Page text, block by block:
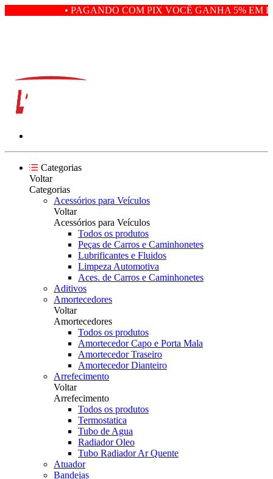
• PAGANDO COM PIX VOCÊ GANHA 5% EM
Categorias
Voltar
Categorias
Acessórios para Veículos
Voltar
Acessórios para Veículos
Todos os produtos
Peças de Carros e Caminhonetes
Lubrificantes e Fluidos
Limpeza Automotiva
Aces. de Carros e Caminhonetes
Aditivos
Amortecedores
Voltar
Amortecedores
Todos os produtos
Amortecedor Capo e Porta Mala
Amortecedor Traseiro
Amortecedor Dianteiro
Arrefecimento
Voltar
Arrefecimento
Todos os produtos
Termostatica
Tubo de Agua
Radiador Oleo
Tubo Radiador Ar Quente
Atuador
Bandejas